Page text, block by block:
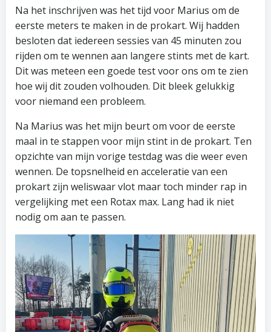
Na het inschrijven was het tijd voor Marius om de
eerste meters te maken in de prokart. Wij hadden
besloten dat iedereen sessies van 45 minuten zou
rijden om te wennen aan langere stints met de kart.
Dit was meteen een goede test voor ons om te zien
hoe wij dit zouden volhouden. Dit bleek gelukkig
voor niemand een probleem.
Na Marius was het mijn beurt om voor de eerste
maal in te stappen voor mijn stint in de prokart. Ten
opzichte van mijn vorige testdag was die weer even
wennen. De topsnelheid en acceleratie van een
prokart zijn weliswaar vlot maar toch minder rap in
vergelijking met een Rotax max. Lang had ik niet
nodig om aan te passen.